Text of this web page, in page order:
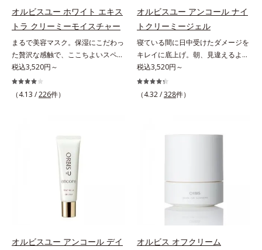
乾燥による*7 保湿成分*8 ロニ
セラカエルレア果汁、ノバラエキス
配合＝うるおいを与えハリと透明感
に満ちた肌へ導く保湿成分*9 メマ
ツヨイグサ抽出液、スイカズラエキ
ス配合＝角層のすみずみまで水分・
油分を保ち、ハリ・ツヤを与える保
湿成分*10 気持ちのこと
アイテム同士をなじみやすくする
「うるおいコネクト設計」を採用。
8アイテム分の機能を3ステップに集
約し、よりシンプルなお手入れで、
ハリ・ツヤのある好印象な清潔透明
肌(*1)へ導きます。*1 うるおいによ
る透明感のある肌*2 男性の顔画像
を用いた印象評価において、基準画
2022年12月22日時点で、科学文献
データベースPubMed及びGoogle
scholarにより国内化粧品業界にお
いて該当文献がないことを確認（ポ
ーラ化成研究所調べ）
機能を維持する白様雪(R)エキス(*2)
とアルニカ花エキス(*3)が、紫外線
ダメージ(*4)にもゆらぎにくいすこ
やかな肌に整え、ローズヒップエキ
ス(*5)と浸透型コラーゲン(*6)が透
明感を引き出し、肌のハリ感をサポ
ートします。スーパーウォータープ
ルーフだから、海やプールなどのア
りのため、顔に使用する場合は、化
粧下地のご使用をおすすめします。
とすときには洗浄料やボディ用洗浄
料を使って、ていねいに洗い流して
オルビスユー ホワイト エキス
トラ クリーミーモイスチャー
まるで美容マスク。保湿にこだわっ
た贅沢な感触で、ここちよいスペシ
ャルケアを。若々しく透明感のある
美肌を構成する要素と、年齢肌(*1)
のメラニン生成にアプローチして、
上げを図ります。さらに、シミと年
齢の関係に着目。点在するシミだけ
でなく、メラニンが蓄積しがちな年
齢肌の“メラニンメタボ(*2)”にアプ
ローチして、澄みわたる美肌を目指
します。*1 年齢を重ねた肌*2 メラ
ニンが過剰に生成する状態*3 メラ
を防ぐ*4 コラーゲン・トリペプチ
税込3,520円～
（4.13 /226件）
オルビスユー アンコール ナイ
トクリーミージェル
寝ている間に日中受けたダメージを
キレイに底上げ。朝、見違えるよう
なハリ感に。諦めかけていたハリ不
足、うるおい低下に先端科学ケア
(*1)でアプローチするエイジングケ
感のある肌へ導きます。さらに、水
でも油でもない第3の成分、even
配合することにより、水でも油でも
実現できなかった、“濃密なうるお
税込3,520円～
（4.32 /328件）
オルビスユー アンコール デイ
オルビス オフクリーム